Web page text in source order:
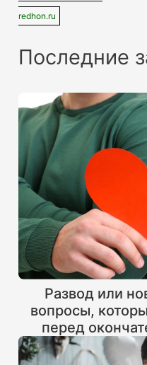
redhon.ru
Последние
Развод или
вопросы,
перед